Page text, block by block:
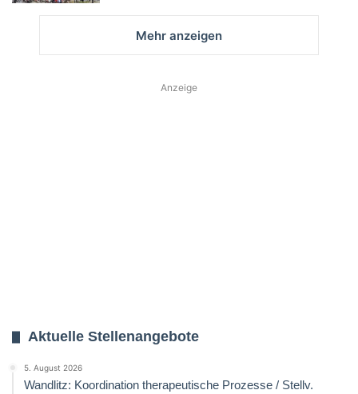
Mehr anzeigen
Anzeige
Aktuelle Stellenangebote
5. August 2026
Wandlitz: Koordination therapeutische Prozesse / Stellv.